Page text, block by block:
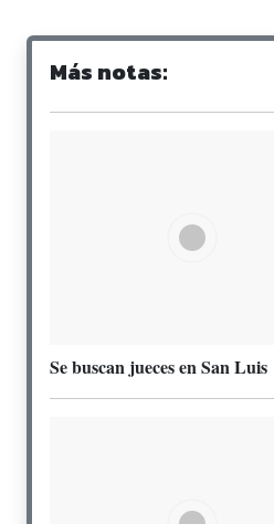
Más notas:
Se buscan jueces en San Luis